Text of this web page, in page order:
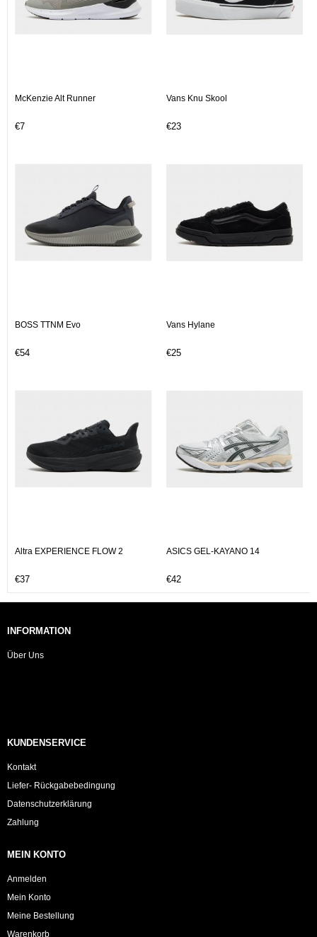
McKenzie Alt Runner
€7
Vans Knu Skool
€23
BOSS TTNM Evo
€54
Vans Hylane
€25
Altra EXPERIENCE FLOW 2
€37
ASICS GEL-KAYANO 14
€42
INFORMATION
Über Uns
KUNDENSERVICE
Kontakt
Liefer- Rückgabebedingung
Datenschutzerklärung
Zahlung
MEIN KONTO
Anmelden
Mein Konto
Meine Bestellung
Warenkorb